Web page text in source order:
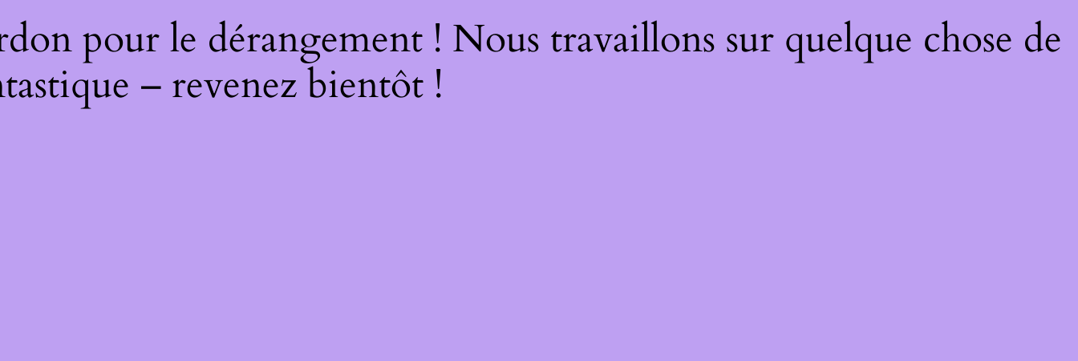
pour le dérangement ! Nous travaillons sur quelque chose de
– revenez bientôt !